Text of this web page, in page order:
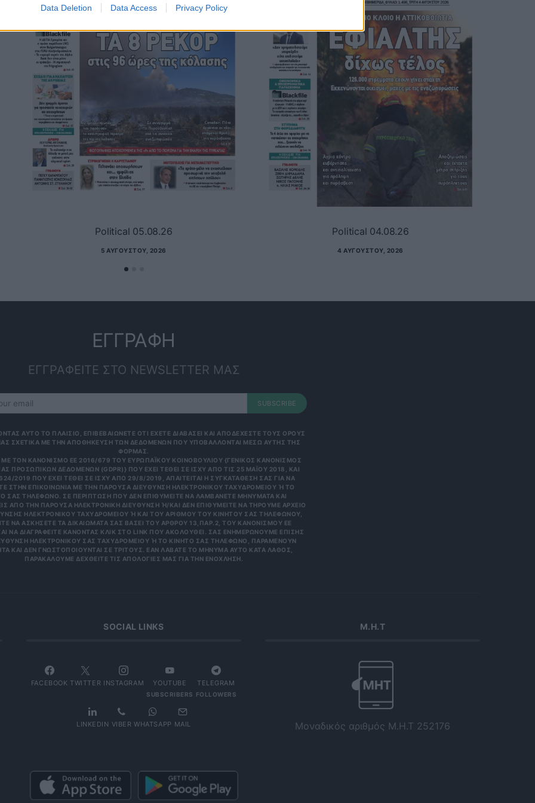
Data Deletion Data Access Privacy Policy
Political 05.08.26
5 ΑΥΓΟΎΣΤΟΥ, 2026
Political 04.08.26
4 ΑΥΓΟΎΣΤΟΥ, 2026
ΕΓΓΡΑΦΗ
ΕΓΓΡΑΦΕΙΤΕ ΣΤΟ NEWSLETTER ΜΑΣ
SUBSCRIBE
ΑΥΤΟ ΤΟ ΠΛΑΙΣΙΟ, ΕΠΙΒΕΒΑΙΩΝΕΤΕ ΟΤΙ ΕΧΕΤΕ ΔΙΑΒΑΣΕΙ ΚΑΙ ΑΠΟΔΕΧΕΣΤΕ ΤΟΥΣ ΟΡΟΥΣ
ΣΧΕΤΙΚΑ ΜΕ ΤΗΝ ΑΠΟΘΗΚΕΥΣΗ ΤΩΝ ΔΕΔΟΜΕΝΩΝ ΠΟΥ ΥΠΟΒΑΛΛΟΝΤΑΙ ΜΕΣΩ ΑΥΤΗΣ ΤΗΣ
ΦΟΡΜΑΣ.
ΤΟΝ ΚΑΝΟΝΙΣΜΌ ΕΕ 2016/679 ΤΟΥ ΕΥΡΩΠΑΪΚΟΎ ΚΟΙΝΟΒΟΥΛΊΟΥ {ΓΕΝΙΚΌΣ ΚΑΝΟΝΙΣΜΌΣ
ΠΡΟΣΩΠΙΚΏΝ ΔΕΔΟΜΈΝΩΝ (GDPR)} ΠΟΥ ΈΧΕΙ ΤΕΘΕΊ ΣΕ ΙΣΧΎ ΑΠΌ ΤΙΣ 25 ΜΑΪ́ΟΥ 2018, ΚΑΙ
2019 ΠΟΥ ΈΧΕΙ ΤΕΘΕΊ ΣΕ ΙΣΧΎ ΑΠΌ 29/8/2019, ΑΠΑΙΤΕΊΤΑΙ Η ΣΥΓΚΑΤΆΘΕΣΉ ΣΑΣ ΓΙΑ ΝΑ
ΣΤΗΝ ΕΠΙΚΟΙΝΩΝΊΑ ΜΕ ΤΗΝ ΠΑΡΟΎΣΑ ΔΙΕΎΘΥΝΣΗ ΗΛΕΚΤΡΟΝΙΚΟΎ ΤΑΧΥΔΡΟΜΕΊΟΥ Ή ΤΟ Κ
ΣΑΣ ΤΗΛΈΦΩΝΟ. ΣΕ ΠΕΡΊΠΤΩΣΗ ΠΟΥ ΔΕΝ ΕΠΙΘΥΜΕΊΤΕ ΝΑ ΛΑΜΒΆΝΕΤΕ ΜΗΝΎΜΑΤΑ ΚΑΙ Ε
ΑΠΌ ΤΗΝ ΠΑΡΟΎΣΑ ΗΛΕΚΤΡΟΝΙΚΉ ΔΙΕΎΘΥΝΣΗ Ή/ΚΑΙ ΔΕΝ ΕΠΙΘΥΜΕΊΤΕ ΝΑ ΤΗΡΟΎΜΕ ΑΡΧΕΊΟ ΤΗ
ΗΛΕΚΤΡΟΝΙΚΟΎ ΤΑΧΥΔΡΟΜΕΊΟΥ Ή ΚΑΙ ΤΟΥ ΑΡΙΘΜΟΎ ΤΟΥ ΚΙΝΗΤΟΎ ΣΑΣ ΤΗΛΕΦΏΝΟΥ, ΜΠΟ
ΑΣΚΉΣΕΤΕ ΤΑ ΔΙΚΑΙΏΜΑΤΆ ΣΑΣ ΒΆΣΕΙ ΤΟΥ ΆΡΘΡΟΥ 13,ΠΑΡ.2, ΤΟΥ ΚΑΝΟΝΙΣΜΟΎ ΕΕ 201
ΔΙΑΓΡΑΦΕΊΤΕ ΚΆΝΟΝΤΑΣ ΚΛΙΚ ΣΤΟ LINK ΠΟΥ ΑΚΟΛΟΥΘΕΊ. ΣΑΣ ΕΝΗΜΕΡΏΝΟΥΜΕ ΕΠΊΣΗΣ ΌΤΙ
ΗΛΕΚΤΡΟΝΙΚΟΎ ΣΑΣ ΤΑΧΥΔΡΟΜΕΊΟΥ Ή ΤΟ ΚΙΝΗΤΌ ΣΑΣ ΤΗΛΈΦΩΝΟ, ΠΑΡΑΜΈΝΟΥΝ ΑΠΌΡ
ΔΕΝ ΓΝΩΣΤΟΠΟΙΟΎΝΤΑΙ ΣΕ ΤΡΊΤΟΥΣ. ΕΆΝ ΛΆΒΑΤΕ ΤΟ ΜΉΝΥΜΑ ΑΥΤΌ ΚΑΤΆ ΛΆΘΟΣ, ΠΑΡΑ
ΚΑΛΟΎΜΕ ΔΕΧΘΕΊΤΕ ΤΙΣ ΑΠΟΛΟΓΊΕΣ ΜΑΣ ΓΙΑ ΤΗΝ ΕΝΌΧΛΗΣΗ.
SOCIAL LINKS
FACEBOOK TWITTER INSTAGRAM YOUTUBE
SUBSCRIBERS
TELEGRAM
FOLLOWERS
LINKEDIN VIBER WHATSAPP MAIL
Μ.Η.Τ
Μοναδικός αριθμός Μ.Η.Τ 252176